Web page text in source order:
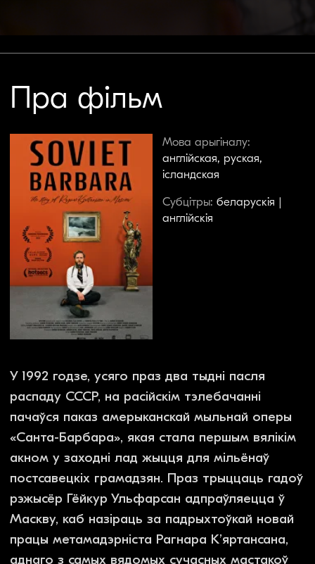
У 1992 годзе, усяго праз два тыдні пасля
распаду СССР, на расійскім тэлебачанні
пачаўся паказ амерыканскай мыльнай оперы
«Санта-Барбара», якая стала першым вялікім
акном у заходні лад жыцця для мільёнаў
постсавецкіх грамадзян. Праз трыццаць гадоў
рэжысёр Гёйкур Ульфарсан адпраўляецца ў
Маскву, каб назіраць за падрыхтоўкай новай
працы метамадэрніста Рагнара К’яртансана,
аднаго з самых вядомых сучасных мастакоў
Ісландыі. На працягу 100 дзён ён плануе
паставіць 100 першых серый серыяла ў
выглядзе тэатральнай пастаноўкі з мясцовымі
акцёрамі — часткай праекта стануць нават
стваральнікі «Санта-Барбары» Джэром і
Брыджыт Добсан. Канцэптуальны
перформанс, які сам мастак называе «жывой
некалькіх сотнях метраў ад Крамля і
адкрытым пад патранажам алігарха Леаніда
адбельванні рэпутацыі Расіі?» — рытарычна
пытаецца К’яртансан, імкнучыся, тым не менш,
прытрымлівацца прынцыпаў свабоднага
мастацтва. Аднак навіны пра мігранцкі крызіс
на мяжы Беларусі і Польшчы, а таксама
прадказанні хуткага ўварвання Расіі ва Украіну
з кожным днём накладваюць на яго
перформанс усё больш этычных дылем.